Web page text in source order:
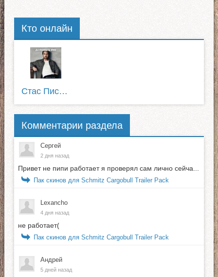
Кто онлайн
Стас Писькожуй
Комментарии раздела
Сергей
2 дня назад
Привет не пипи работает я проверял сам лично сейча...
Пак скинов для Schmitz Cargobull Trailer Pack
Lexancho
4 дня назад
не работает(
Пак скинов для Schmitz Cargobull Trailer Pack
Андрей
5 дней назад